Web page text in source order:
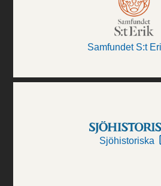
Samfundet S:t
Sjöhistoriska